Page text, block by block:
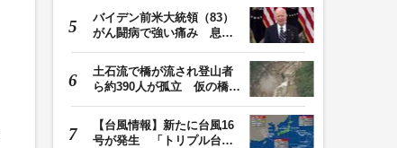
バイデン前米大統領（83）
がん闘病で強い痛み 息子
土石流で橋が流され登山者
ら約390人が孤立 仮の橋が
【台風情報】新たに台風16
号が発生 「トリプル台